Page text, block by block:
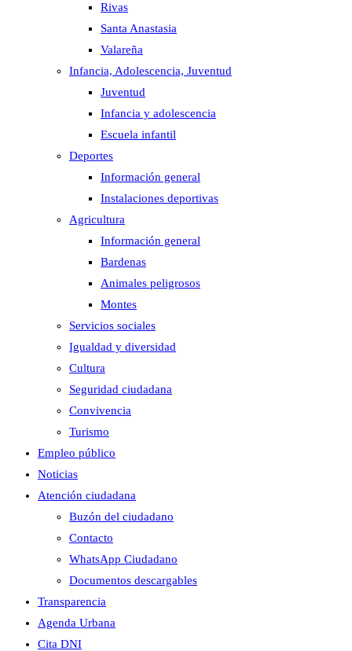
Rivas
Santa Anastasia
Valareña
Infancia, Adolescencia, Juventud
Juventud
Infancia y adolescencia
Escuela infantil
Deportes
Información general
Instalaciones deportivas
Agricultura
Información general
Bardenas
Animales peligrosos
Montes
Servicios sociales
Igualdad y diversidad
Cultura
Seguridad ciudadana
Convivencia
Turismo
Empleo público
Noticias
Atención ciudadana
Buzón del ciudadano
Contacto
WhatsApp Ciudadano
Documentos descargables
Transparencia
Agenda Urbana
Cita DNI